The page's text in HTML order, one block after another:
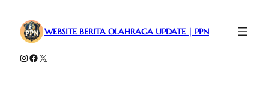
WEBSITE BERITA OLAHRAGA UPDATE | PPN
Instagram
Facebook
X